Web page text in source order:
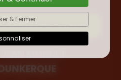
& Fermer
/ RÉSERVATION
MONNET